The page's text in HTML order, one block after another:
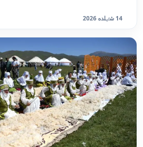
14 شٸلدە 2026